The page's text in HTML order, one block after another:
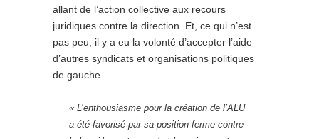
allant de l’action collective aux recours
juridiques contre la direction. Et, ce qui n’est
pas peu, il y a eu la volonté d’accepter l’aide
d’autres syndicats et organisations politiques
de gauche.
« L’enthousiasme pour la création de l’ALU
a été favorisé par sa position ferme contre